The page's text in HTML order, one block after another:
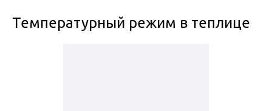
Температурный режим в теплице